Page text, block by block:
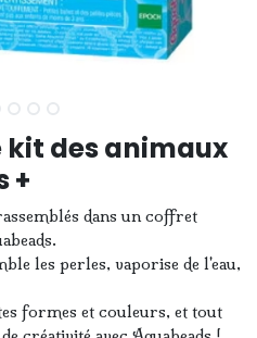
kit des animaux
+
dans un coffret
les perles, vaporise de l'eau,
formes et couleurs, et tout